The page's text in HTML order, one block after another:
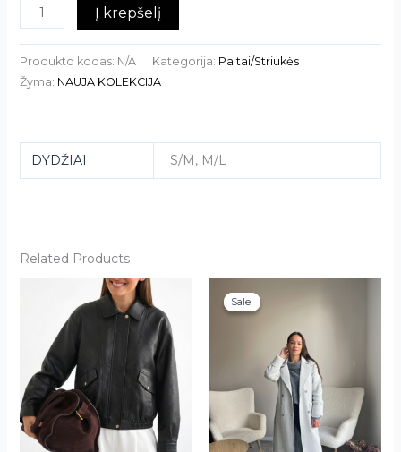
Į krepšelį
Produkto kodas: N/A Kategorija: Paltai/Striukės
Žyma: NAUJA KOLEKCIJA
DYDŽIAI S/M, M/L
Related Products
multiple
variants.
The
options
may
Sale!
Sale!
product
The
options
may